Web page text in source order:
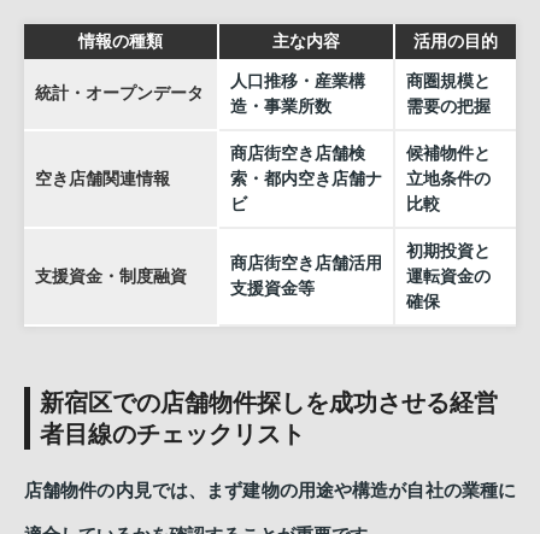
情報の種類 主な内容 活用の目的
統計・オープンデータ
人口推移・産業構
造・事業所数
商圏規模と
需要の把握
空き店舗関連情報
商店街空き店舗検
索・都内空き店舗ナ
ビ
候補物件と
立地条件の
比較
支援資金・制度融資
商店街空き店舗活用
支援資金等
初期投資と
運転資金の
確保
新宿区での店舗物件探しを成功させる経営
者目線のチェックリスト
店舗物件の内見では、まず建物の用途や構造が自社の業種に